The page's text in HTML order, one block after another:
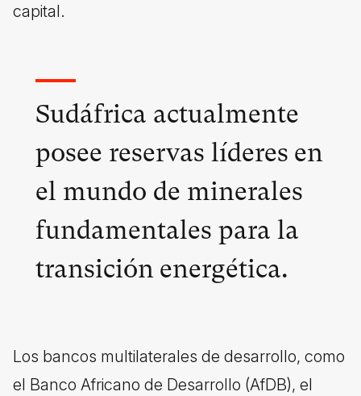
capital.
Sudáfrica actualmente
posee reservas líderes en
el mundo de minerales
fundamentales para la
transición energética.
Los bancos multilaterales de desarrollo, como
el Banco Africano de Desarrollo (AfDB), el